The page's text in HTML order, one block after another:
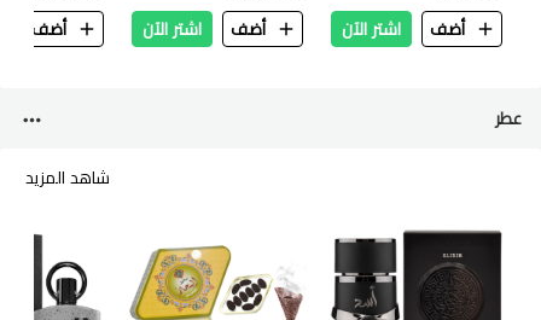
أضف
اشتر الآن
أضف
اشتر الآن
أضف
عطر
شاهد المزيد